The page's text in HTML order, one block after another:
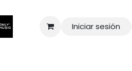
Iniciar sesión